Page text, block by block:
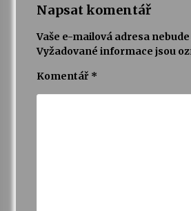
Napsat komentář
Vaše e-mailová adresa
Vyžadované informace jsou
Komentář *